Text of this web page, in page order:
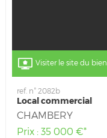
Visiter le site du bien
ref. n° 2082b
Local commercial
CHAMBERY
Prix : 35 000 €*